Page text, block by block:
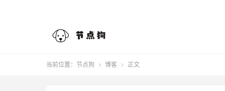
当前位置： 节点狗  博客  正文